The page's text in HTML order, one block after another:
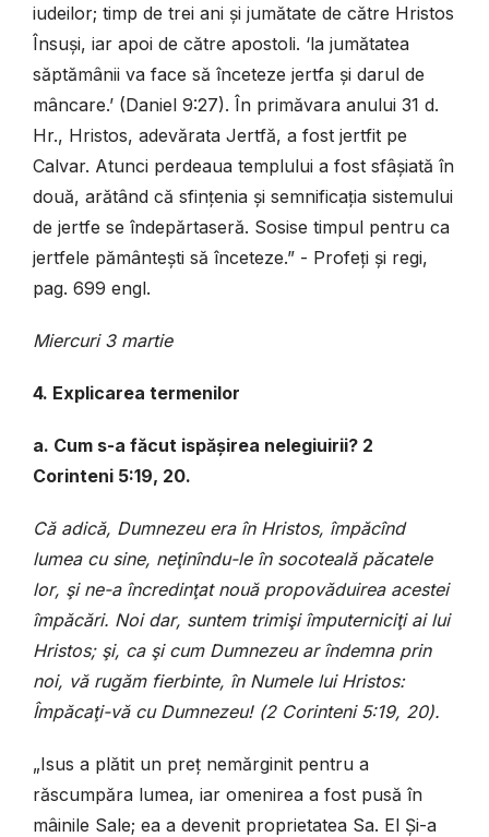
iudeilor; timp de trei ani și jumătate de către Hristos
Însuși, iar apoi de către apostoli. ‘la jumătatea
săptămânii va face să înceteze jertfa și darul de
mâncare.’ (Daniel 9:27). În primăvara anului 31 d.
Hr., Hristos, adevărata Jertfă, a fost jertfit pe
Calvar. Atunci perdeaua templului a fost sfâșiată în
două, arătând că sfințenia și semnificația sistemului
de jertfe se îndepărtaseră. Sosise timpul pentru ca
jertfele pământești să înceteze.” - Profeți și regi,
pag. 699 engl.
Miercuri 3 martie
4. Explicarea termenilor
a. Cum s-a făcut ispășirea nelegiuirii? 2
Corinteni 5:19, 20.
Că adică, Dumnezeu eraîn Hristos, împăcînd
lumea cu sine, neţinîndu-leîn socoteală păcatele
lor, şi ne-aîncredinţat nouă propovăduirea acestei
împăcări. Noi dar, suntem trimişiîmputerniciţi ai lui
Hristos; şi, caşi cum Dumnezeu arîndemna prin
noi, vă rugăm fierbinte, în Numele lui Hristos:
Împăcaţi-vă cu Dumnezeu! (2 Corinteni 5:19, 20).
„Isus a plătit un preț nemărginit pentru a
răscumpăra lumea, iar omenirea a fost pusă în
mâinile Sale; ea a devenit proprietatea Sa. El Și-a